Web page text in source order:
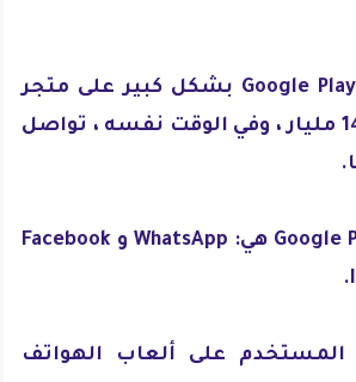
من خلال عدد تنزيلات التطبيقات ، يتفوق Google Play بشكل كبير على متجر
التطبيقات - حيث يبلغ 41.9 مليار مقابل 14.8 مليار ، وفي الوقت نفسه ، تواصل
التطبيقات الأكثر تنزيلًا في App Store و Google Play هي: WhatsApp و Facebook
على ألعاب الهواتف